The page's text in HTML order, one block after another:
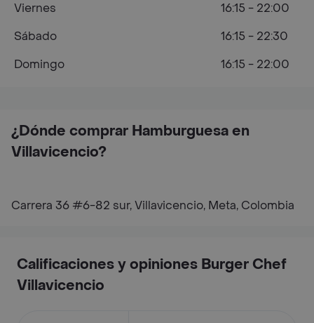
¿Dónde comprar Hamburguesa en
Villavicencio?
Carrera 36 #6-82 sur, Villavicencio, Meta, Colombia
Viernes
16:15 - 22:00
Sábado
16:15 - 22:30
Domingo
16:15 - 22:00
Calificaciones y opiniones Burger Chef
Villavicencio